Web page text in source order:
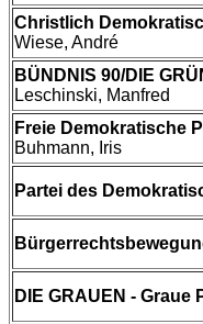
Christlich
Wiese, André
BÜNDNIS 90/DIE
Leschinski, Manfred
Freie Demokratische
Buhmann, Iris
Partei des
DIE GRAUEN - Graue